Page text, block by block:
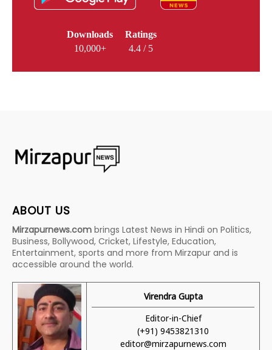
Downloads
10,000+
Ratings
4.4 / 5
ABOUT US
Mirzapurnews.com brings Latest News in Hindi on Politics,
Business, Bollywood, Cricket, Lifestyle, Education,
Entertainment, sports and more from Mirzapur and is
accessible around the world.
Virendra Gupta
Editor-in-Chief
(+91) 9453821310
editor@mirzapurnews.com